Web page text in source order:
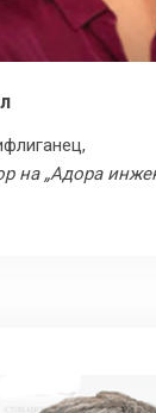
на „Адора